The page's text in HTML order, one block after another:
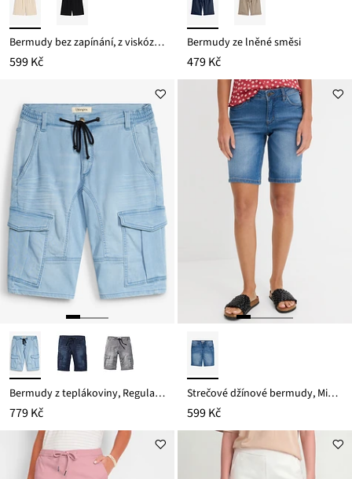
Bermudy bez zapínání, z viskózové směsi
599 Kč
Bermudy ze lněné směsi
479 Kč
Bermudy z teplákoviny, Regular Fit
779 Kč
Strečové džínové bermudy, Mid Waist
599 Kč